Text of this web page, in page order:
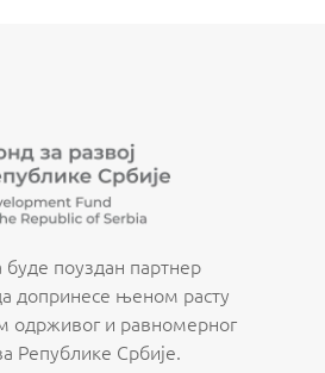
поуздан партнер
допринесе њеном расту
одрживог и равномерног
Републике Србије.